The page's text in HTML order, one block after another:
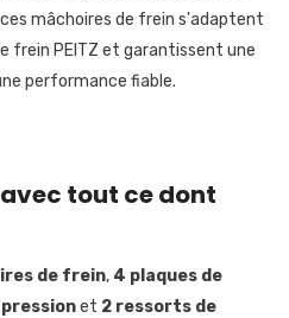
ces mâchoires de frein s'adaptent
PEITZ et garantissent une
performance fiable.
tout ce dont
de frein, 4 plaques de
et 2 ressorts de